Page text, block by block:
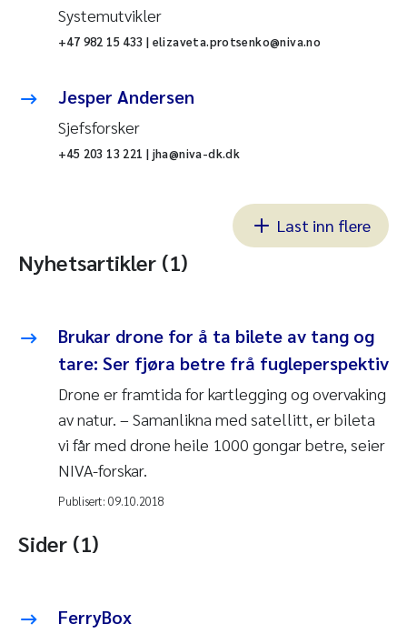
Systemutvikler
+47 982 15 433 | elizaveta.protsenko@niva.no
Jesper Andersen
Sjefsforsker
+45 203 13 221 | jha@niva-dk.dk
Last inn flere
Nyhetsartikler (1)
Brukar drone for å ta bilete av tang og
tare: Ser fjøra betre frå fugleperspektiv
Drone er framtida for kartlegging og overvaking
av natur. – Samanlikna med satellitt, er bileta
vi får med drone heile 1000 gongar betre, seier
NIVA-forskar.
Publisert: 09.10.2018
Sider (1)
FerryBox